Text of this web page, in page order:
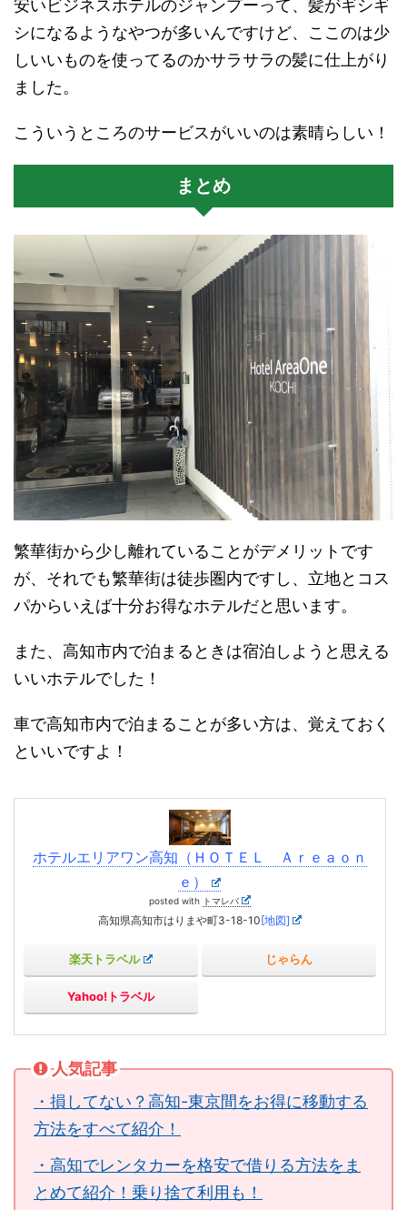
安いビジネスホテルのジャンプーって、髪がギシギ
シになるようなやつが多いんですけど、ここのは少
しいいものを使ってるのかサラサラの髪に仕上がり
ました。
こういうところのサービスがいいのは素晴らしい！
まとめ
繁華街から少し離れていることがデメリットです
が、それでも繁華街は徒歩圏内ですし、立地とコス
パからいえば十分お得なホテルだと思います。
また、高知市内で泊まるときは宿泊しようと思える
いいホテルでした！
車で高知市内で泊まることが多い方は、覚えておく
といいですよ！
ホテルエリアワン高知（ＨＯＴＥＬ Ａｒｅａｏｎ
ｅ）
posted with トマレバ
高知県高知市はりまや町3-18-10[地図]
楽天トラベル じゃらん
Yahoo!トラベル
人気記事
・損してない？高知-東京間をお得に移動する
方法をすべて紹介！
・高知でレンタカーを格安で借りる方法をま
とめて紹介！乗り捨て利用も！